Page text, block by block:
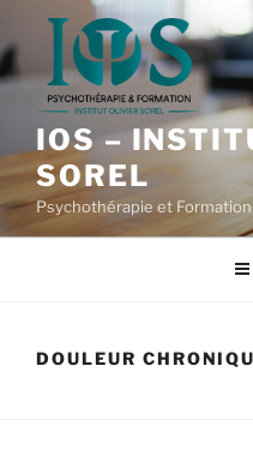
au
contenu
principal
IOS –
SOREL
Psychothérapie et Formation
DOULEUR